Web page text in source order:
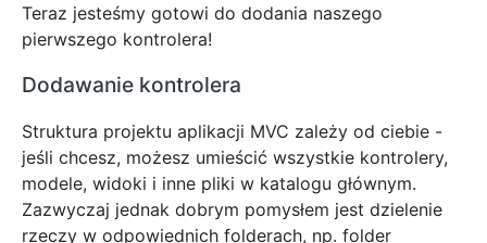
Teraz jesteśmy gotowi do dodania naszego
pierwszego kontrolera!
Dodawanie kontrolera
Struktura projektu aplikacji MVC zależy od ciebie -
jeśli chcesz, możesz umieścić wszystkie kontrolery,
modele, widoki i inne pliki w katalogu głównym.
Zazwyczaj jednak dobrym pomysłem jest dzielenie
rzeczy w odpowiednich folderach, np. folder